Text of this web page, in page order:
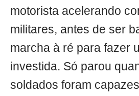
motorista acelerando
militares, antes de ser
marcha à ré para fazer
investida. Só parou
soldados foram